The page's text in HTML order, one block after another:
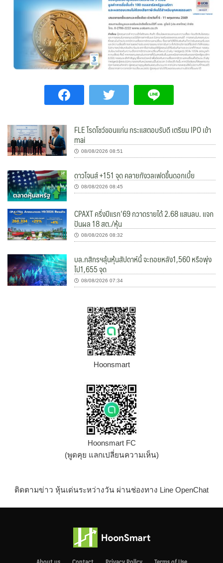
FLE โรดโชว์ขอนแก่น กระแสตอบรับดี เตรียม IPO เข้า
mai
08/08/2026 08:51
ดาวโจนส์ +151 จุด คลายกังวลเฟดขึ้นดอกเบี้ย
08/08/2026 08:45
CPAXT ครึ่งปีแรก’69 กวาดรายได้ 2.68 แสนลบ. แจก
ปันผล 18 สต./หุ้น
08/08/2026 08:32
บล.กสิกรฯลุ้นหุ้นสัปดาห์นี้ จะถอยหลัง1,560 หรือพุ่ง
ไป1,655 จุด
08/08/2026 07:34
Hoonsmart
Hoonsmart FC
(พูดคุย แลกเปลี่ยนความเห็น)
ติดตามข่าว หุ้นเด่นระหว่างวัน ผ่านช่องทาง Line OpenChat